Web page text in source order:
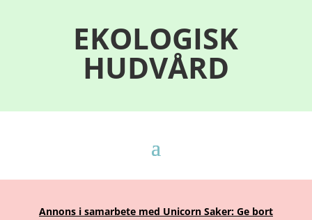
EKOLOGISK
HUDVÅRD
Annons i samarbete med Unicorn Saker: Ge bort